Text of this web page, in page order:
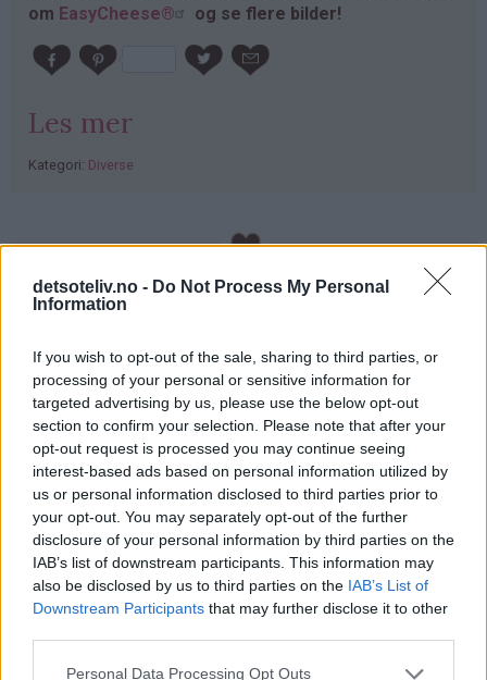
detsoteliv.no - Do Not Process My Personal
Information
If you wish to opt-out of the sale, sharing to third parties, or
processing of your personal or sensitive information for
targeted advertising by us, please use the below opt-out
section to confirm your selection. Please note that after your
opt-out request is processed you may continue seeing
interest-based ads based on personal information utilized by
us or personal information disclosed to third parties prior to
your opt-out. You may separately opt-out of the further
disclosure of your personal information by third parties on the
IAB’s list of downstream participants. This information may
also be disclosed by us to third parties on the IAB’s List of
Downstream Participants that may further disclose it to other
Personal Data Processing Opt Outs
om EasyCheese® og se flere bilder!
Les mer
Kategori: Diverse
Giveaway fra Slikkepott.no: